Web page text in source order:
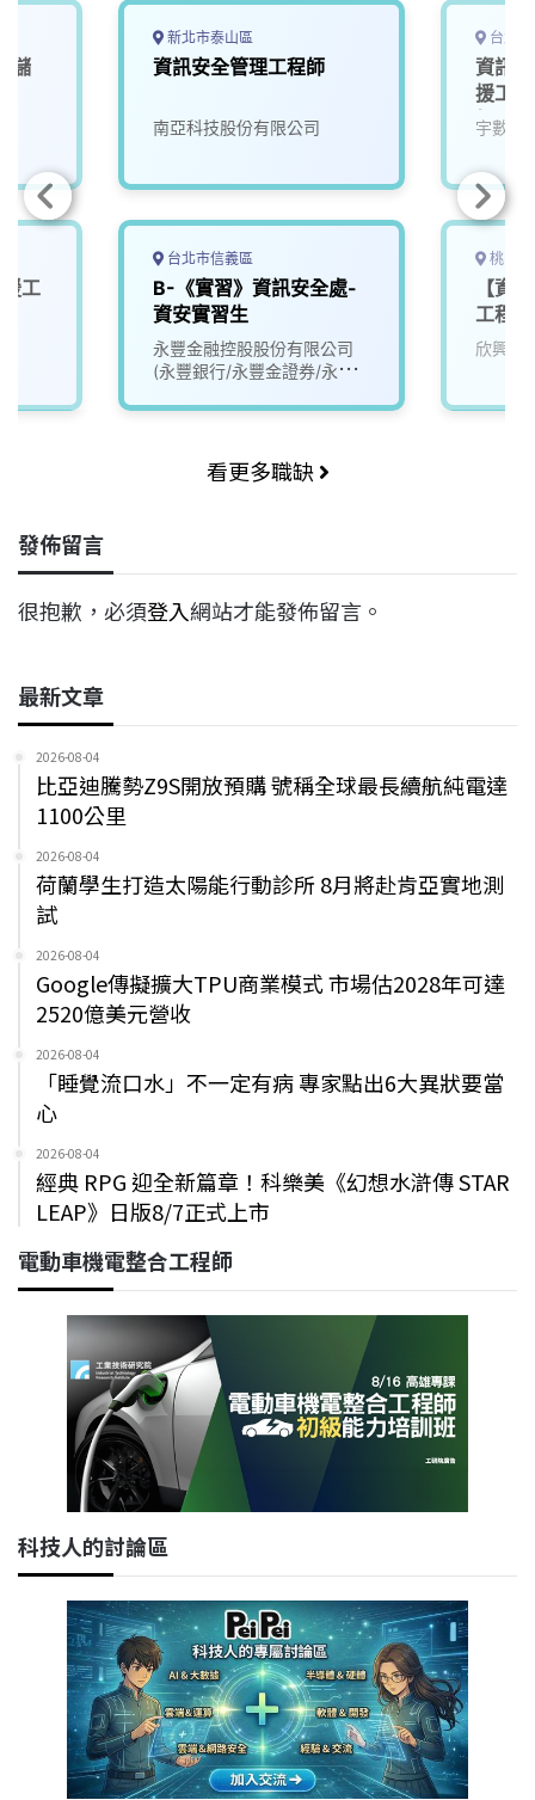
儲
工
新北市泰山區
資訊安全管理工程師
南亞科技股份有限公司
台北市信義區
B-《實習》資訊安全處-
資安實習生
永豐金融控股股份有限公司
(永豐銀行/永豐金證券/永豐
台北
資訊
援工
師】
宇數科
桃園
【資
工程
欣興電
看更多職缺
發佈留言
很抱歉，必須登入網站才能發佈留言。
最新文章
2026-08-04
比亞迪騰勢Z9S開放預購 號稱全球最長續航純電達
1100公里
2026-08-04
荷蘭學生打造太陽能行動診所 8月將赴肯亞實地測
試
2026-08-04
Google傳擬擴大TPU商業模式 市場估2028年可達
2520億美元營收
2026-08-04
「睡覺流口水」不一定有病 專家點出6大異狀要當
心
2026-08-04
經典 RPG 迎全新篇章！科樂美《幻想水滸傳 STAR
LEAP》日版8/7正式上市
電動車機電整合工程師
科技人的討論區